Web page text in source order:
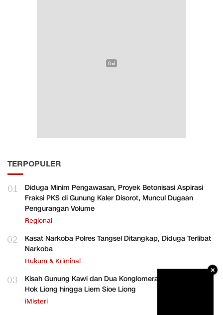
TERPOPULER
01
Diduga Minim Pengawasan, Proyek Betonisasi Aspirasi
Fraksi PKS di Gunung Kaler Disorot, Muncul Dugaan
Pengurangan Volume
Regional
02
Kasat Narkoba Polres Tangsel Ditangkap, Diduga Terlibat
Narkoba
Hukum & Kriminal
03
Kisah Gunung Kawi dan Dua Konglomerat Indonesia Ong
Hok Liong hingga Liem Sioe Liong
iMisteri
×